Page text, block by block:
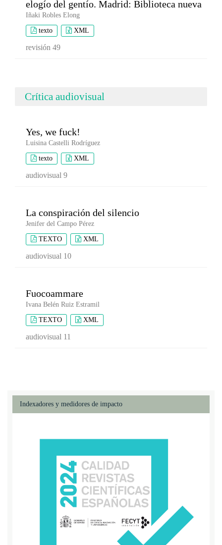
elogío del gentío. Madrid: Biblioteca nueva
Iñaki Robles Elong
texto XML
revisión 49
Crítica audiovisual
Yes, we fuck!
Luisina Castelli Rodríguez
texto XML
audiovisual 9
La conspiración del silencio
Jenifer del Campo Pérez
TEXTO XML
audiovisual 10
Fuocoammare
Ivana Belén Ruiz Estramil
TEXTO XML
audiovisual 11
Indexadores y medidores de impacto